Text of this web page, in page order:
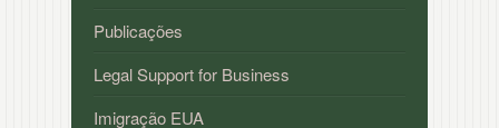
Publicações
Legal Support for Business
Imigração EUA